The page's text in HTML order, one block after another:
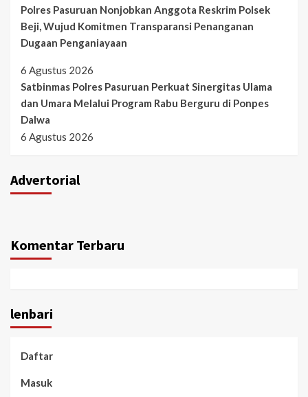
Polres Pasuruan Nonjobkan Anggota Reskrim Polsek
Beji, Wujud Komitmen Transparansi Penanganan
Dugaan Penganiayaan
6 Agustus 2026
Satbinmas Polres Pasuruan Perkuat Sinergitas Ulama
dan Umara Melalui Program Rabu Berguru di Ponpes
Dalwa
6 Agustus 2026
Advertorial
Komentar Terbaru
lenbari
Daftar
Masuk